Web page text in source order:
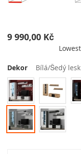
9 990,00 Kč
Dekor Bílá/Šedý lesk